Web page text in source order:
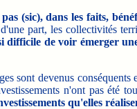
(sic), dans les faits,
part, les collectivités
difficile de voir émerger
sont devenus
n'ont pas été
qu'elles